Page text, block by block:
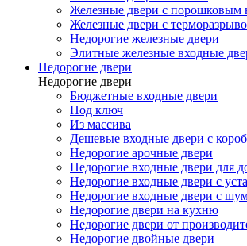
Железные двери с порошковым
Железные двери с
Недорогие железные двери
Элитные железные входные
Недорогие двери
Недорогие двери
Бюджетные входные двери
Под ключ
Из массива
Дешевые входные двери с
Недорогие арочные двери
Недорогие входные двери для
Недорогие входные двери с
Недорогие входные двери с
Недорогие двери на кухню
Недорогие двери от
Недорогие двойные двери